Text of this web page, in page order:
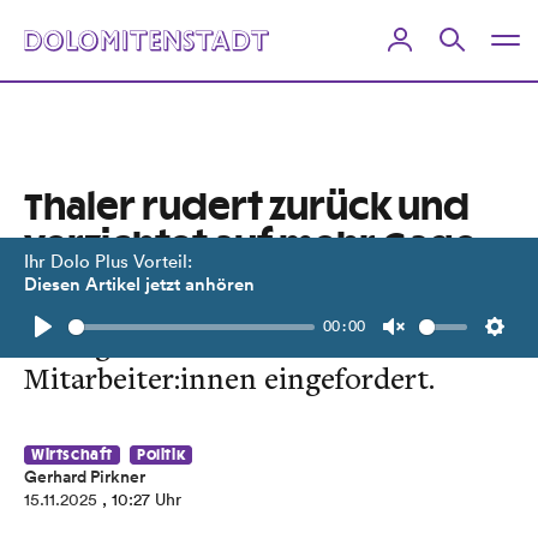
Ihr Dolo Plus Vorteil:
Diesen Artikel jetzt anhören
Play
00:00
Unmute
Thaler rudert zurück und
verzichtet auf mehr Gage
„Es ist der falsche Zeitpunkt“.
Genügsamkeit wird nun auch bei den
Mitarbeiter:innen eingefordert.
Wirtschaft Politik
Gerhard Pirkner
15.11.2025 , 10:27 Uhr